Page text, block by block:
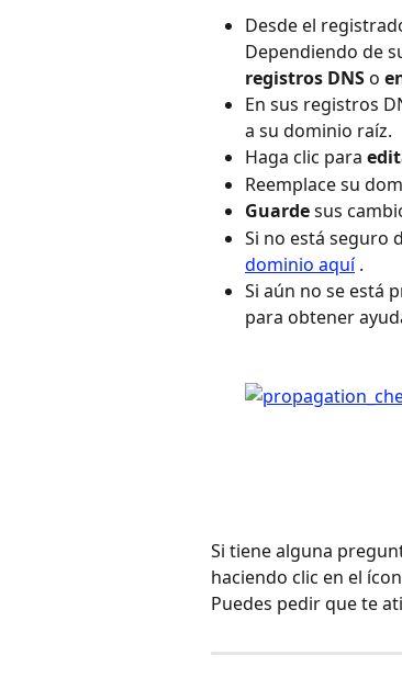
Desde el
Dependiendo de
registros DNS o
En sus registros
a su dominio raíz.
Haga clic para
Reemplace su
Guarde sus
Si no está seguro
dominio aquí .
Si aún no se está
para obtener
Si tiene alguna
haciendo clic en el
Puedes pedir que te